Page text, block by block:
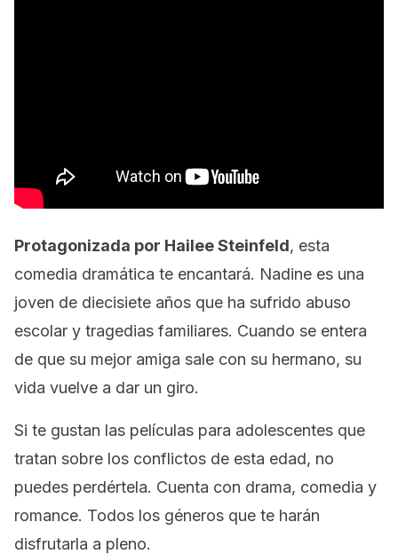
Protagonizada por Hailee Steinfeld, esta
comedia dramática te encantará. Nadine es una
joven de diecisiete años que ha sufrido abuso
escolar y tragedias familiares. Cuando se entera
de que su mejor amiga sale con su hermano, su
vida vuelve a dar un giro.
Si te gustan las películas para adolescentes que
tratan sobre los conflictos de esta edad, no
puedes perdértela. Cuenta con drama, comedia y
romance. Todos los géneros que te harán
disfrutarla a pleno.